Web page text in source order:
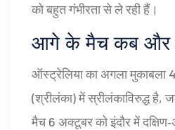
को बहुत गंभीरता से ले रही हैं।
आगे के मैच कब और
ऑस्ट्रेलिया का अगला मुकाबला
(श्रीलंका) में स्रीलंकाविरुद्ध है,
मैच 6 अक्टूबर को इंदौर में